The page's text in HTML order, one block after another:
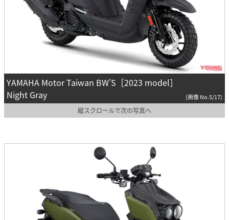
YAMAHA Motor Taiwan BW’S［2023 model］
Night Gray
(画像 No.5/17)
縦スクロールで次の写真へ